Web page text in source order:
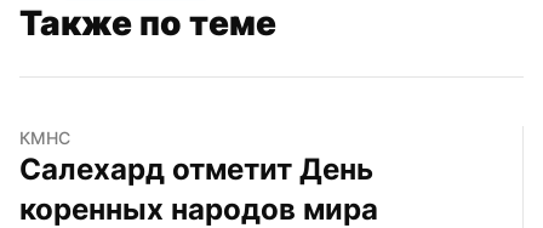
Также по теме
КМНС
Салехард отметит День
коренных народов мира